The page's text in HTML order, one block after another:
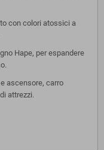
con colori atossici a
Hape, per espandere
ascensore, carro
attrezzi.